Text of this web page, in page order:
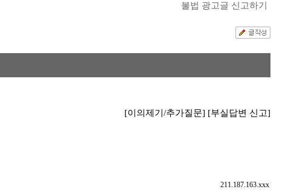
불법 광고글 신고하기
[이의제기/추가질문] [부실답변 신고]
211.187.163.xxx